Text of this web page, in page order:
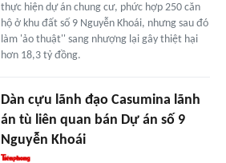
thực hiện dự án chung cư, phức hợp 250 căn
hộ ở khu đất số 9 Nguyễn Khoái, nhưng sau đó
làm 'ảo thuật'' sang nhượng lại gây thiệt hại
hơn 18,3 tỷ đồng.
Dàn cựu lãnh đạo Casumina lãnh
án tù liên quan bán Dự án số 9
Nguyễn Khoái